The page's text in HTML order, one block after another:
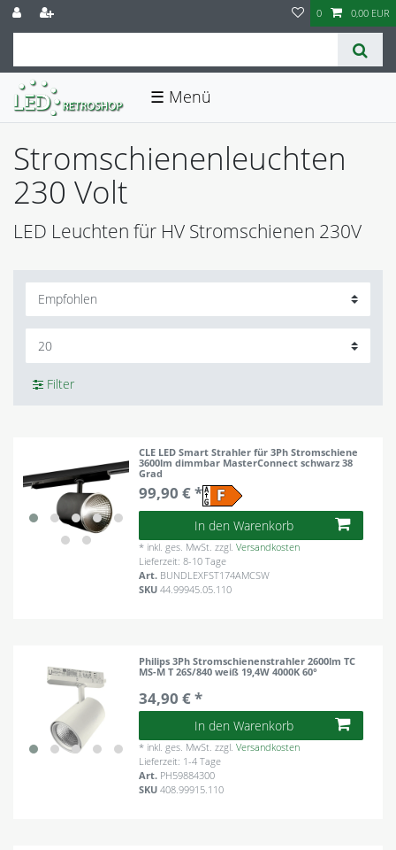
0 0,00 EUR
☰
Stromschienenleuchten
230 Volt
LED Leuchten für HV Stromschienen 230V
Filter
CLE LED Smart Strahler für 3Ph Stromschiene
3600lm dimmbar MasterConnect schwarz 38
Grad
99,90 € *
In den Warenkorb
* inkl. ges. MwSt. zzgl.Versandkosten
Lieferzeit: 8-10 Tage
Art. BUNDLEXFST174AMCSW
SKU44.99945.05.110
Philips 3Ph Stromschienenstrahler 2600lm TC
MS-M T 26S/840 weiß 19,4W 4000K 60°
34,90 € *
In den Warenkorb
* inkl. ges. MwSt. zzgl.Versandkosten
Lieferzeit: 1-4 Tage
Art. PH59884300
SKU408.99915.110